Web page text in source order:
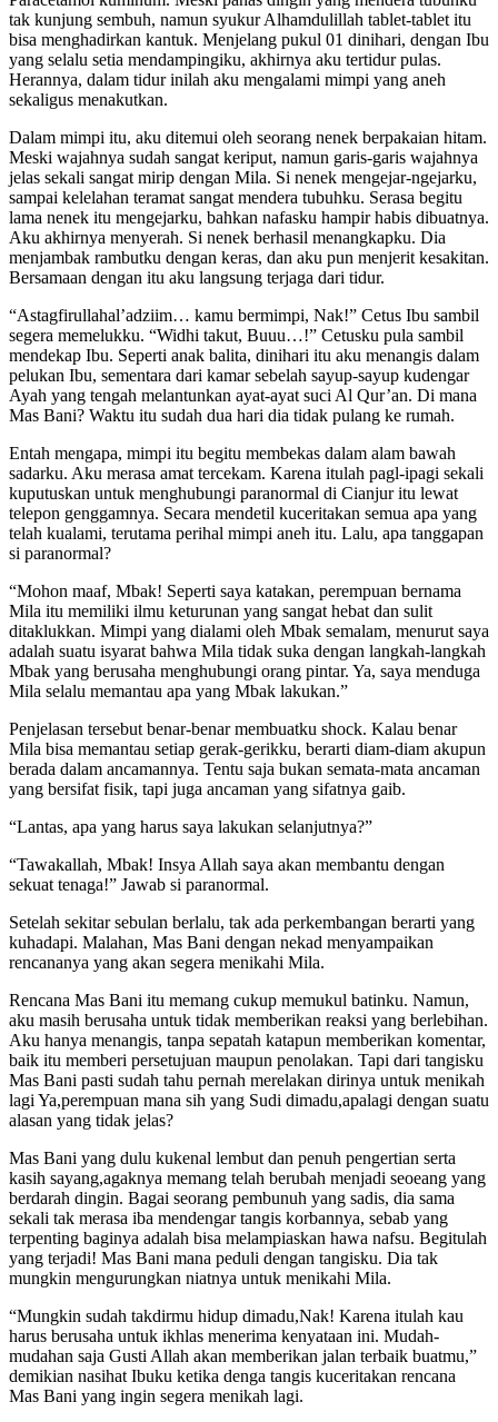
tak kunjung sembuh, namun syukur Alhamdulillah tablet-tablet itu
bisa menghadirkan kantuk. Menjelang pukul 01 dinihari, dengan Ibu
yang selalu setia mendampingiku, akhirnya aku tertidur pulas.
Herannya, dalam tidur inilah aku mengalami mimpi yang aneh
sekaligus menakutkan.
Dalam mimpi itu, aku ditemui oleh seorang nenek berpakaian hitam.
Meski wajahnya sudah sangat keriput, namun garis-garis wajahnya
jelas sekali sangat mirip dengan Mila. Si nenek mengejar-ngejarku,
sampai kelelahan teramat sangat mendera tubuhku. Serasa begitu
lama nenek itu mengejarku, bahkan nafasku hampir habis dibuatnya.
Aku akhirnya menyerah. Si nenek berhasil menangkapku. Dia
menjambak rambutku dengan keras, dan aku pun menjerit kesakitan.
Bersamaan dengan itu aku langsung terjaga dari tidur.
“Astagfirullahal’adziim… kamu bermimpi, Nak!” Cetus Ibu sambil
segera memelukku. “Widhi takut, Buuu…!” Cetusku pula sambil
mendekap Ibu. Seperti anak balita, dinihari itu aku menangis dalam
pelukan Ibu, sementara dari kamar sebelah sayup-sayup kudengar
Ayah yang tengah melantunkan ayat-ayat suci Al Qur’an. Di mana
Mas Bani? Waktu itu sudah dua hari dia tidak pulang ke rumah.
Entah mengapa, mimpi itu begitu membekas dalam alam bawah
sadarku. Aku merasa amat tercekam. Karena itulah pagl-ipagi sekali
kuputuskan untuk menghubungi paranormal di Cianjur itu lewat
telepon genggamnya. Secara mendetil kuceritakan semua apa yang
telah kualami, terutama perihal mimpi aneh itu. Lalu, apa tanggapan
si paranormal?
“Mohon maaf, Mbak! Seperti saya katakan, perempuan bernama
Mila itu memiliki ilmu keturunan yang sangat hebat dan sulit
ditaklukkan. Mimpi yang dialami oleh Mbak semalam, menurut saya
adalah suatu isyarat bahwa Mila tidak suka dengan langkah-langkah
Mbak yang berusaha menghubungi orang pintar. Ya, saya menduga
Mila selalu memantau apa yang Mbak lakukan.”
Penjelasan tersebut benar-benar membuatku shock. Kalau benar
Mila bisa memantau setiap gerak-gerikku, berarti diam-diam akupun
berada dalam ancamannya. Tentu saja bukan semata-mata ancaman
yang bersifat fisik, tapi juga ancaman yang sifatnya gaib.
“Lantas, apa yang harus saya lakukan selanjutnya?”
“Tawakallah, Mbak! Insya Allah saya akan membantu dengan
sekuat tenaga!” Jawab si paranormal.
Setelah sekitar sebulan berlalu, tak ada perkembangan berarti yang
kuhadapi. Malahan, Mas Bani dengan nekad menyampaikan
rencananya yang akan segera menikahi Mila.
Rencana Mas Bani itu memang cukup memukul batinku. Namun,
aku masih berusaha untuk tidak memberikan reaksi yang berlebihan.
Aku hanya menangis, tanpa sepatah katapun memberikan komentar,
baik itu memberi persetujuan maupun penolakan. Tapi dari tangisku
Mas Bani pasti sudah tahu pernah merelakan dirinya untuk menikah
lagi Ya,perempuan mana sih yang Sudi dimadu,apalagi dengan suatu
alasan yang tidak jelas?
Mas Bani yang dulu kukenal lembut dan penuh pengertian serta
kasih sayang,agaknya memang telah berubah menjadi seoeang yang
berdarah dingin. Bagai seorang pembunuh yang sadis, dia sama
sekali tak merasa iba mendengar tangis korbannya, sebab yang
terpenting baginya adalah bisa melampiaskan hawa nafsu. Begitulah
yang terjadi! Mas Bani mana peduli dengan tangisku. Dia tak
mungkin mengurungkan niatnya untuk menikahi Mila.
“Mungkin sudah takdirmu hidup dimadu,Nak! Karena itulah kau
harus berusaha untuk ikhlas menerima kenyataan ini. Mudah-
mudahan saja Gusti Allah akan memberikan jalan terbaik buatmu,”
demikian nasihat Ibuku ketika denga tangis kuceritakan rencana
Mas Bani yang ingin segera menikah lagi.